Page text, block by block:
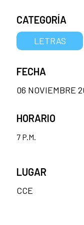
CATEGORÍA
LETRAS
FECHA
06 NOVIEMBRE
HORARIO
7 P.M.
LUGAR
CCE